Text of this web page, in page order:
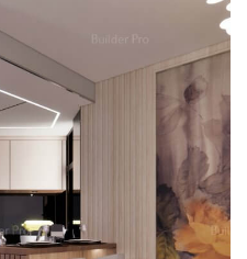
修-1370呎
翻新 裝修案例